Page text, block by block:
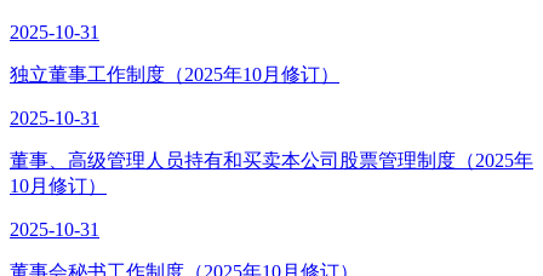
2025-10-31
独立董事工作制度（2025年10月修订）
2025-10-31
董事、高级管理人员持有和买卖本公司股票管理制度（2025年
10月修订）
2025-10-31
董事会秘书工作制度（2025年10月修订）